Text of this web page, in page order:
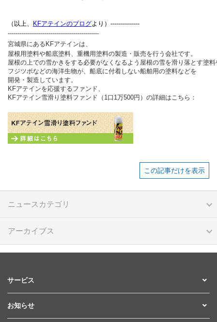
（以上、 KFアテインのブログより）---------------
-----------------------------------------------
宮城県にあるKFアテインは、
屋根用塗料や船底塗料、重機用塗料の製造・販売を行う会社です。
屋根の上での雪かきをする必要がなくなるよう屋根の雪を滑り落とす塗料
フジツボなどの海洋生物が、船底に付着しない船舶用の塗料などを
開発・製造しています。
KFアテインを応援するファンド、
KFアテイン雪滑り塗料ファンド（1口1万500円）の詳細はこちら：
この記事だけを表示
ニュースカテゴリ
アーカイブス
サービス
お知らせ